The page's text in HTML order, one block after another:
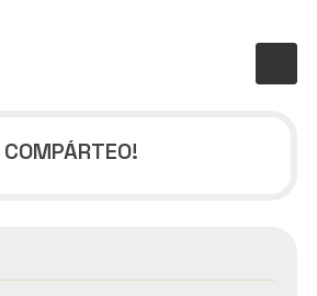
COMPÁRTEO!